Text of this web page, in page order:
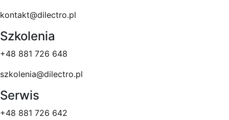
kontakt@dilectro.pl
Szkolenia
+48 881 726 648
szkolenia@dilectro.pl
Serwis
+48 881 726 642